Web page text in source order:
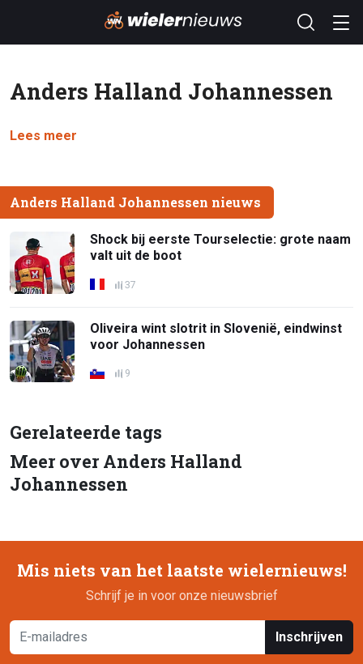
Anders Halland Johannessen
Lees meer
Anders Halland Johannessen nieuws
Shock bij eerste Tourselectie: grote naam
valt uit de boot
37
Oliveira wint slotrit in Slovenië, eindwinst
voor Johannessen
9
Gerelateerde tags
Meer over Anders Halland
Johannessen
Mis niets van het laatste wielernieuws!
Schrijf je in voor onze nieuwsbrief
Inschrijven